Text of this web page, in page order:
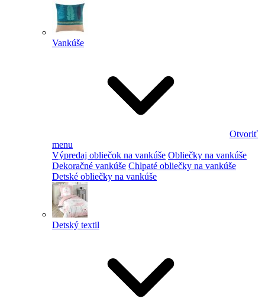
Vankúše
Otvoriť
menu
Výpredaj obliečok na vankúše Obliečky na vankúše
Dekoračné vankúše Chlpaté obliečky na vankúše
Detské obliečky na vankúše
Detský textil